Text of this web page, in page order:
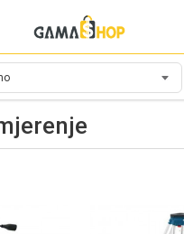
PLAĆANJE PLATNIM KARTICAMA!